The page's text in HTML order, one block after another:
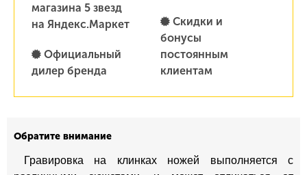
магазина 5 звезд
на Яндекс.Маркет
Официальный
дилер бренда
Скидки и
бонусы
постоянным
клиентам
Обратите внимание
Гравировка на клинках ножей выполняется с